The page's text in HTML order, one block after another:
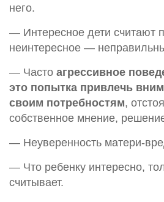
него.
— Интересное дети считают
неинтересное —
— Часто агрессивное
это попытка привлечь
своим потребностям,
собственное мнение,
— Неуверенность матери-
— Что ребенку интересно,
считывает.